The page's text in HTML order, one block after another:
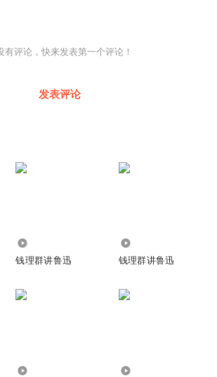
有评论，快来发表第一个评论！
发表评论
钱理群讲鲁迅 钱理群讲鲁迅